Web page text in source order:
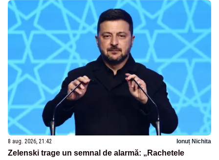
8 aug. 2026, 21:42 Ionuț Nichita
Zelenski trage un semnal de alarmă: „Rachetele